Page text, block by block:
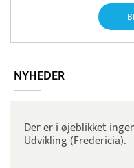
NYHEDER
Der er i øjeblikket
Udvikling (Fredericia).